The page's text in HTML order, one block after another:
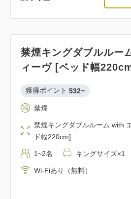
禁煙キングダブルルー
ィーヴ [ベッド幅
獲得ポイント 532~
禁煙
禁煙キングダブルルーム with
ド幅220cm]
1~2名 キングサイズ×1
Wi-Fiあり（無料）